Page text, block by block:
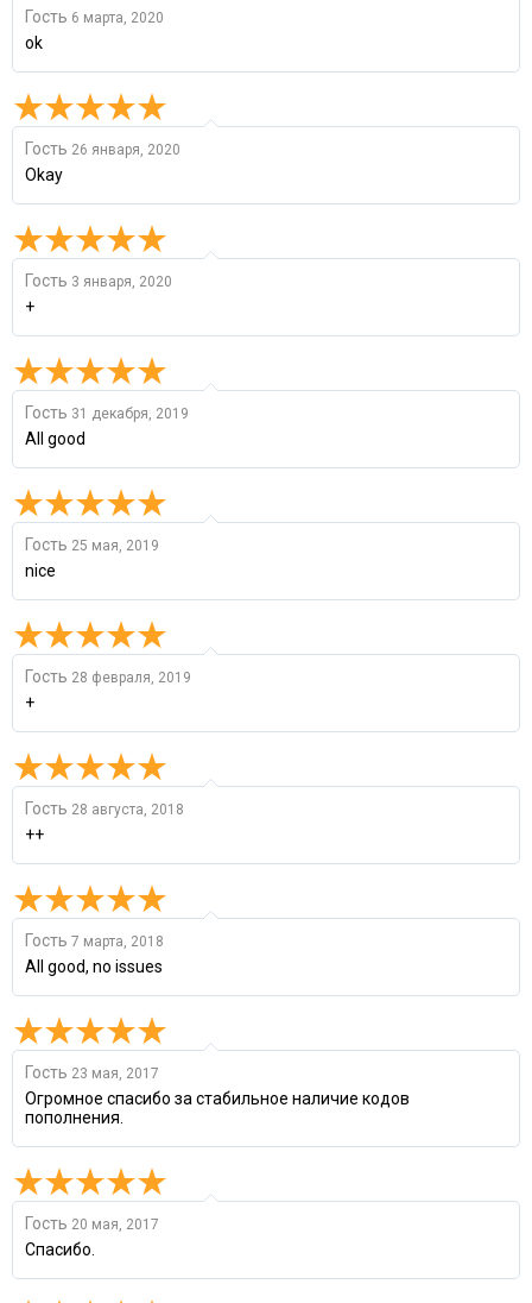
Гость 6 марта, 2020
ok
Гость 26 января, 2020
Okay
Гость 3 января, 2020
+
Гость 31 декабря, 2019
All good
Гость 25 мая, 2019
nice
Гость 28 февраля, 2019
+
Гость 28 августа, 2018
++
Гость 7 марта, 2018
All good, no issues
Гость 23 мая, 2017
Огромное спасибо за стабильное наличие кодов
пополнения.
Гость 20 мая, 2017
Спасибо.